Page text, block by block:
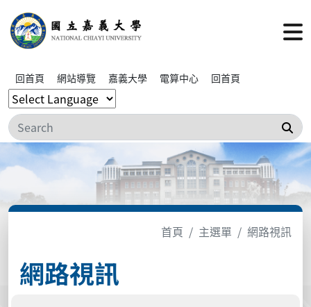
回首頁 網站導覽 嘉義大學 電算中心 回首頁
搜
首頁 主選單 網路視訊
網路視訊